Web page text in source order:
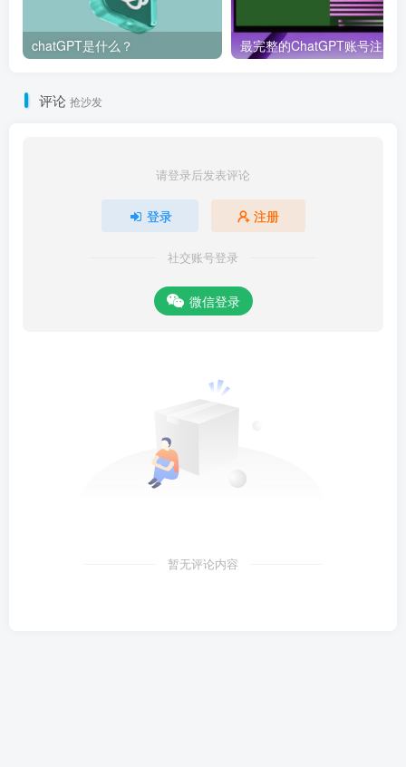
chatGPT是什么？
评论 抢沙发
请登录后发表评论
登录 注册
社交账号登录
微信登录
暂无评论内容